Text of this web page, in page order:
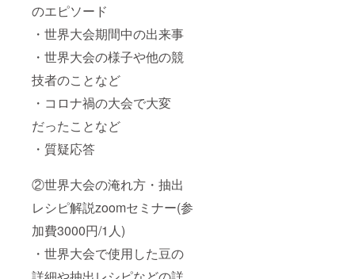
のエピソード
・世界大会期間中の出来事
・世界大会の様子や他の競
技者のことなど
・コロナ禍の大会で大変
だったことなど
・質疑応答
②世界大会の淹れ方・抽出
レシピ解説zoomセミナー(参
加費3000円/1人)
・世界大会で使用した豆の